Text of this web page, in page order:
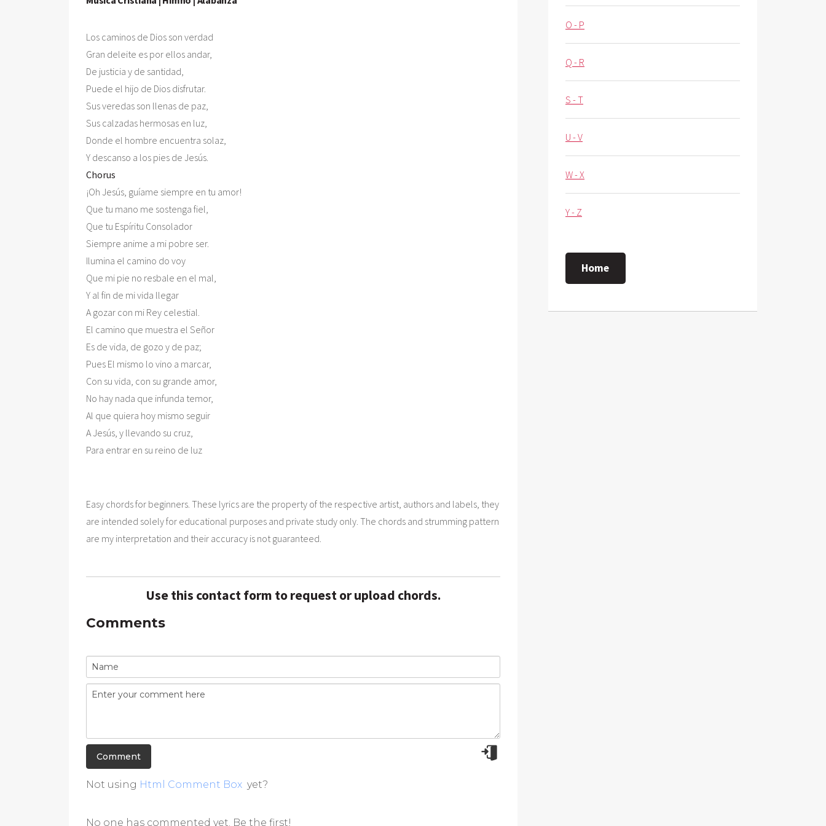
Los caminos de Dios son verdad
Gran deleite es por ellos andar,
De justicia y de santidad,
Puede el hijo de Dios disfrutar.
Sus veredas son llenas de paz,
Sus calzadas hermosas en luz,
Donde el hombre encuentra solaz,
Chorus
¡Oh Jesús, guíame siempre en tu amor!
Que tu mano me sostenga fiel,
Que tu Espíritu Consolador
Siempre anime a mi pobre ser.
Ilumina el camino do voy
Que mi pie no resbale en el mal,
Y al fin de mi vida llegar
A gozar con mi Rey celestial.
El camino que muestra el Señor
Es de vida, de gozo y de paz;
Pues El mismo lo vino a marcar,
Con su vida, con su grande amor,
No hay nada que infunda temor,
Al que quiera hoy mismo seguir
A Jesús, y llevando su cruz,
Easy chords for beginners. These lyrics are the property of the respective artist, authors and labels, they
are intended solely for educational purposes and private study only. The chords and strumming pattern
are my interpretation and their accuracy is not guaranteed.
Use this contact form to request or upload chords.
Comments
Not using Html Comment Box yet?
No one has commented yet. Be the first!
O - P
Q - R
S - T
U - V
W - X
Y - Z
Home